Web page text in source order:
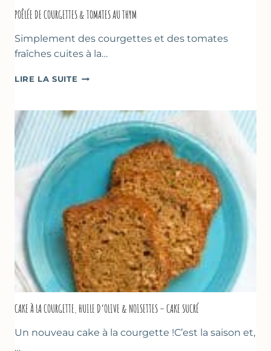
POÊLÉE DE COURGETTES & TOMATES AU THYM
Simplement des courgettes et des tomates
fraîches cuites à la…
LIRE LA SUITE POÊLÉE
&
TOMATES
AU
THYM
CAKE À LA COURGETTE, HUILE D’OLIVE & NOISETTES – CAKE SUCRÉ
Un nouveau cake à la courgette !C’est la saison et,
…